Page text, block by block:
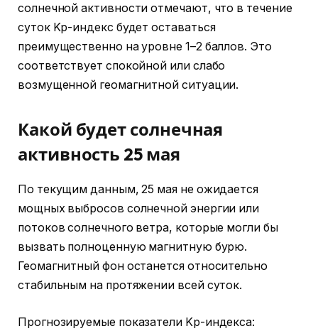
солнечной активности отмечают, что в течение
суток Kp-индекс будет оставаться
преимущественно на уровне 1–2 баллов. Это
соответствует спокойной или слабо
возмущенной геомагнитной ситуации.
Какой будет солнечная
активность 25 мая
По текущим данным, 25 мая не ожидается
мощных выбросов солнечной энергии или
потоков солнечного ветра, которые могли бы
вызвать полноценную магнитную бурю.
Геомагнитный фон останется относительно
стабильным на протяжении всей суток.
Прогнозируемые показатели Kp-индекса: